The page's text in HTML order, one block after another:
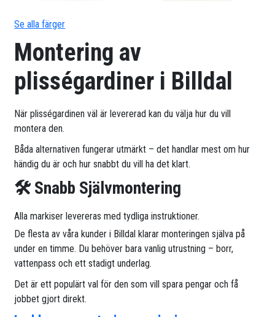
Se alla färger
Montering av
plisségardiner i Billdal
När plisségardinen väl är levererad kan du välja hur du vill
montera den.
Båda alternativen fungerar utmärkt – det handlar mest om hur
händig du är och hur snabbt du vill ha det klart.
🛠 Snabb Självmontering
Alla markiser levereras med tydliga instruktioner.
De flesta av våra kunder i Billdal klarar monteringen själva på
under en timme. Du behöver bara vanlig utrustning – borr,
vattenpass och ett stadigt underlag.
Det är ett populärt val för den som vill spara pengar och få
jobbet gjort direkt.